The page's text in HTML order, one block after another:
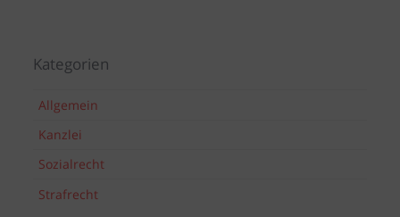
Kategorien
Allgemein
Kanzlei
Sozialrecht
Strafrecht